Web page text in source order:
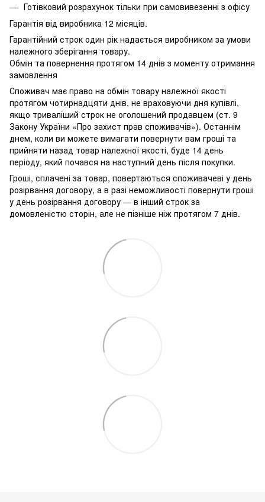
Готівковий розрахунок тільки при самовивезенні з офісу
Гарантія від виробника 12 місяців.
Гарантійний строк один рік надається виробником за умови
належного зберігання товару.
Обмін та повернення протягом 14 днів з моменту отримання
замовлення
Споживач має право на обмін товару належної якості
протягом чотирнадцяти днів, не враховуючи дня купівлі,
якщо триваліший строк не оголошений продавцем (ст. 9
Закону України «Про захист прав споживачів»). Останнім
днем, коли ви можете вимагати повернути вам гроші та
прийняти назад товар належної якості, буде 14 день
періоду, який почався на наступний день після покупки.
Гроші, сплачені за товар, повертаються споживачеві у день
розірвання договору, а в разі неможливості повернути гроші
у день розірвання договору — в інший строк за
домовленістю сторін, але не пізніше ніж протягом 7 днів.